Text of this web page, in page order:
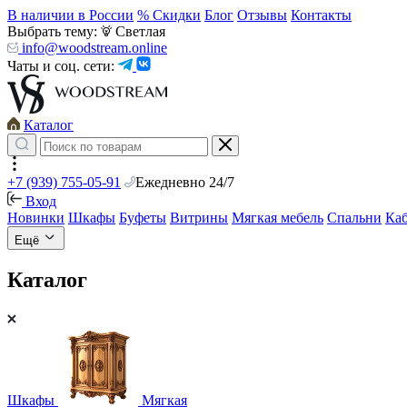
В наличии в России % Скидки Блог Отзывы Контакты
Выбрать тему:
Светлая
info@woodstream.online
Чаты и соц. сети:
Каталог
+7 (939) 755-05-91
Ежедневно 24/7
Вход
Новинки Шкафы Буфеты Витрины Мягкая мебель Спальни
Ещё
Каталог
Шкафы Мягкая